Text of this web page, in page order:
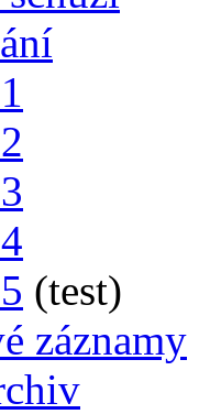
(test)
záznamy